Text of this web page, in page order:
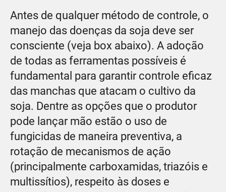
Antes de qualquer método de controle, o
manejo das doenças da soja deve ser
consciente (veja box abaixo). A adoção
de todas as ferramentas possíveis é
fundamental para garantir controle eficaz
das manchas que atacam o cultivo da
soja. Dentre as opções que o produtor
pode lançar mão estão o uso de
fungicidas de maneira preventiva, a
rotação de mecanismos de ação
(principalmente carboxamidas, triazóis e
multissítios), respeito às doses e